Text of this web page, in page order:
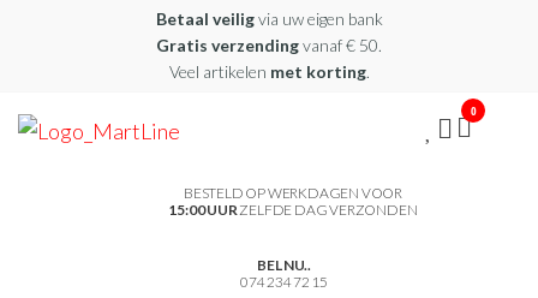
Betaal veiligvia uw eigen bank
Gratis verzendingvanaf € 50.
Veel artikelen met korting.
BESTELD OP WERKDAGEN VOOR
15:00 UUR ZELFDE DAG VERZONDEN
BEL NU..
074 234 72 15
0